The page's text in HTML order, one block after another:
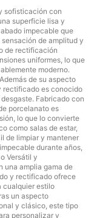
sofisticación con
superficie lisa y
impecable que
de amplitud y
de rectificación
uniformes, lo que
moderno.
de su aspecto
rectificado es conocido
Fabricado con
porcelanato es
lo que lo convierte
como salas de estar,
de limpiar y mantener
durante años,
Versátil y
una amplia gama de
y rectificado ofrece
cualquier estilo
un aspecto
y clásico, este tipo
personalizar y